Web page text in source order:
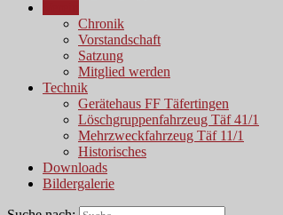
Chronik
Vorstandschaft
Satzung
Mitglied werden
Technik
Gerätehaus FF Täfertingen
Löschgruppenfahrzeug Täf 41/1
Mehrzweckfahrzeug Täf 11/1
Historisches
Downloads
Bildergalerie